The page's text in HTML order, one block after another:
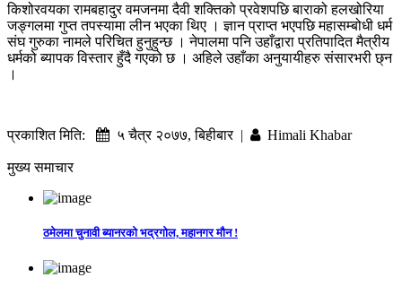
किशोरवयका रामबहादुर वमजनमा दैवी शक्तिको प्रवेशपछि बाराको हलखोरिया
जङ्गलमा गुप्त तपस्यामा लीन भएका थिए । ज्ञान प्राप्त भएपछि महासम्बोधी धर्म
संघ गुरुका नामले परिचित हुनुहुन्छ । नेपालमा पनि उहाँद्वारा प्रतिपादित मैत्रीय
धर्मको ब्यापक विस्तार हुँदै गएको छ । अहिले उहाँका अनुयायीहरु संसारभरी छ्न
।
प्रकाशित मिति: ५ चैत्र २०७७, बिहीबार | Himali Khabar
मुख्य समाचार
ठमेलमा चुनावी ब्यानरको भद्रगोल, महानगर मौन !